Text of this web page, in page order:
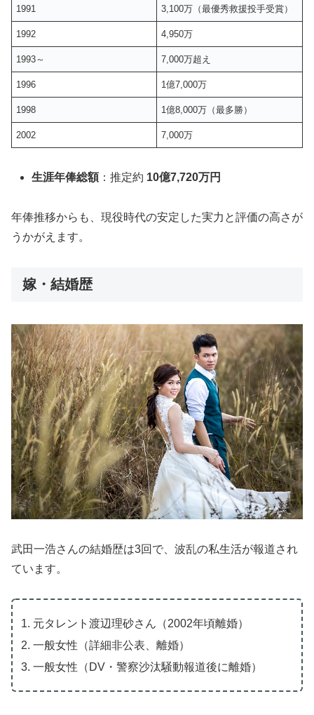
1991 3,100万（最優秀救援投手受賞）
1992 4,950万
1993～ 7,000万超え
1996 1億7,000万
1998 1億8,000万（最多勝）
2002 7,000万
生涯年俸総額：推定約 10億7,720万円
年俸推移からも、現役時代の安定した実力と評価の高さが
うかがえます。
嫁・結婚歴
武田一浩さんの結婚歴は3回で、波乱の私生活が報道され
ています。
元タレント渡辺理砂さん（2002年頃離婚）
一般女性（詳細非公表、離婚）
一般女性（DV・警察沙汰騒動報道後に離婚）